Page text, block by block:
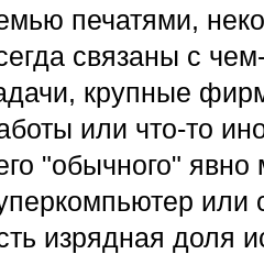
печатями,
связаны с
крупные
или что-то
"обычного"
или
изрядная доля